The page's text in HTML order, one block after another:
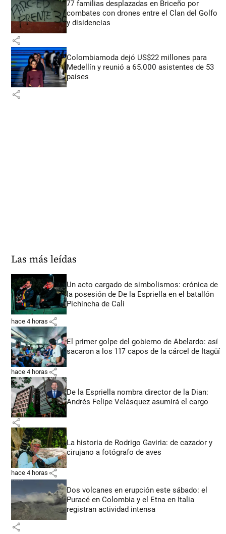
77 familias desplazadas en Briceño por
combates con drones entre el Clan del Golfo
y disidencias
share
Colombiamoda dejó US$22 millones para
Medellín y reunió a 65.000 asistentes de 53
países
share
Las más leídas
Un acto cargado de simbolismos: crónica de
la posesión de De la Espriella en el batallón
Pichincha de Cali
hace 4 horas share
El primer golpe del gobierno de Abelardo: así
sacaron a los 117 capos de la cárcel de Itagüí
hace 4 horas share
De la Espriella nombra director de la Dian:
Andrés Felipe Velásquez asumirá el cargo
share
La historia de Rodrigo Gaviria: de cazador y
cirujano a fotógrafo de aves
hace 4 horas share
Dos volcanes en erupción este sábado: el
Puracé en Colombia y el Etna en Italia
registran actividad intensa
share